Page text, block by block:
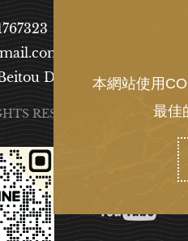
本網站使用
最佳
District, Taipei City,
RESERVED. DESIGNBY